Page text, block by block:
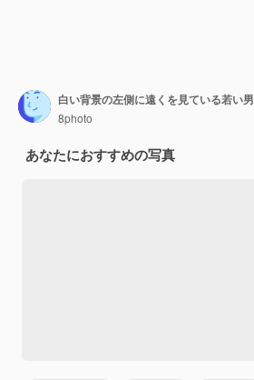
白い背景の左側に遠くを見ている若い男
8photo
あなたにおすすめの写真